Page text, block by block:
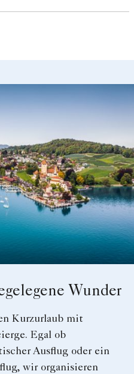
Wunder
Kurzurlaub mit
Egal ob
Ausflug oder ein
wir organisieren